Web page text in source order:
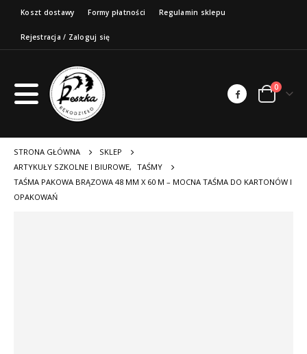
Koszt dostawy Formy płatności Regulamin sklepu
Rejestracja / Zaloguj się
0
STRONA GŁÓWNA
SKLEP
ARTYKUŁY SZKOLNE I BIUROWE, TAŚMY
TAŚMA PAKOWA BRĄZOWA 48 MM X 60 M – MOCNA TAŚMA DO KARTONÓW I
OPAKOWAŃ